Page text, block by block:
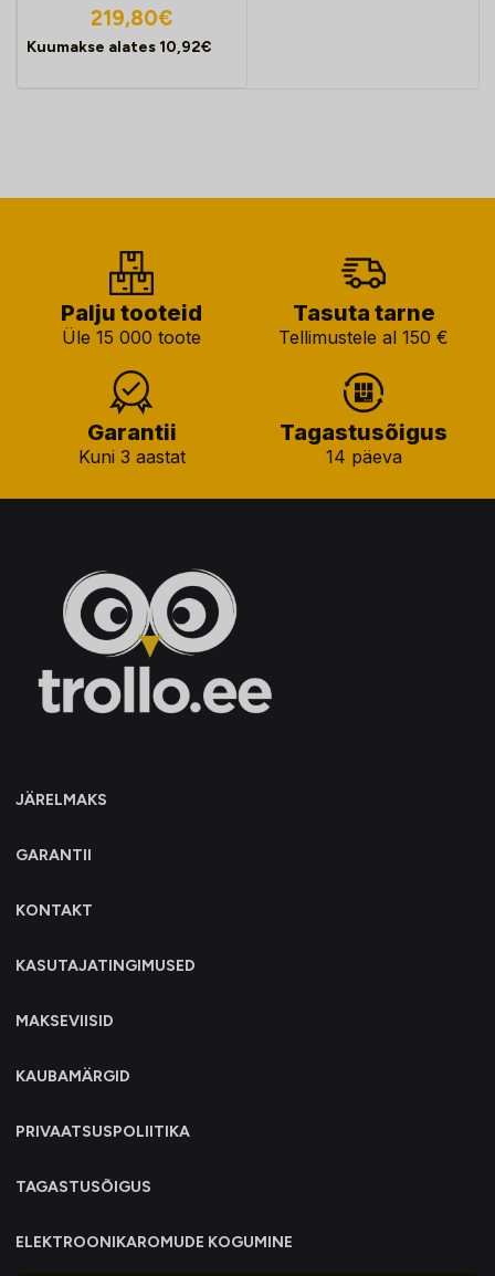
219,80€
Kuumakse alates 10,92€
Palju tooteid
Üle 15 000 toote
Tasuta tarne
Tellimustele al 150 €
Garantii
Kuni 3 aastat
Tagastusõigus
14 päeva
JÄRELMAKS
GARANTII
KONTAKT
KASUTAJATINGIMUSED
MAKSEVIISID
KAUBAMÄRGID
PRIVAATSUSPOLIITIKA
TAGASTUSÕIGUS
ELEKTROONIKAROMUDE KOGUMINE